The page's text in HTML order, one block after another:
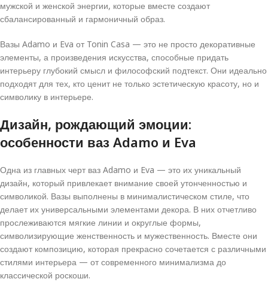
мужской и женской энергии, которые вместе создают
сбалансированный и гармоничный образ.
Вазы Adamo и Eva от Tonin Casa — это не просто декоративные
элементы, а произведения искусства, способные придать
интерьеру глубокий смысл и философский подтекст. Они идеально
подходят для тех, кто ценит не только эстетическую красоту, но и
символику в интерьере.
Дизайн, рождающий эмоции:
особенности ваз Adamo и Eva
Одна из главных черт ваз Adamo и Eva — это их уникальный
дизайн, который привлекает внимание своей утонченностью и
символикой. Вазы выполнены в минималистическом стиле, что
делает их универсальными элементами декора. В них отчетливо
прослеживаются мягкие линии и округлые формы,
символизирующие женственность и мужественность. Вместе они
создают композицию, которая прекрасно сочетается с различными
стилями интерьера — от современного минимализма до
классической роскоши.